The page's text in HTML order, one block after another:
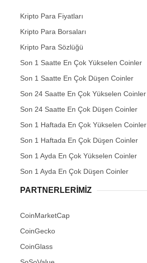
Kripto Para Fiyatları
Kripto Para Borsaları
Kripto Para Sözlüğü
Son 1 Saatte En Çok Yükselen Coinler
Son 1 Saatte En Çok Düşen Coinler
Son 24 Saatte En Çok Yükselen Coinler
Son 24 Saatte En Çok Düşen Coinler
Son 1 Haftada En Çok Yükselen Coinler
Son 1 Haftada En Çok Düşen Coinler
Son 1 Ayda En Çok Yükselen Coinler
Son 1 Ayda En Çok Düşen Coinler
PARTNERLERIMIZ
CoinMarketCap
CoinGecko
CoinGlass